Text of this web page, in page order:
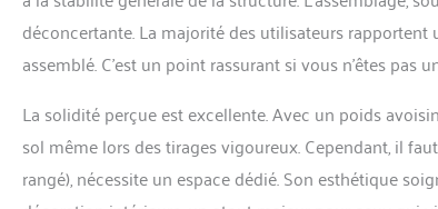
déconcertante. La majorité des utilisateurs
assemblé. C’est un point rassurant si vous n’êtes pas
La solidité perçue est excellente. Avec un poids
sol même lors des tirages vigoureux. Cependant, il
rangé), nécessite un espace dédié. Son esthétique